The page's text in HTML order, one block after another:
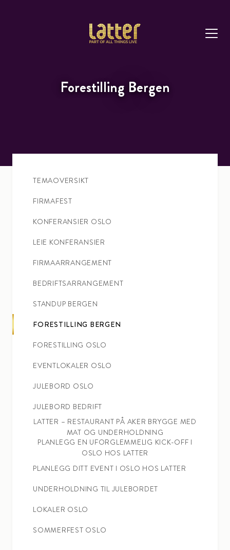
Forestilling Bergen
TEMAOVERSIKT
FIRMAFEST
KONFERANSIER OSLO
LEIE KONFERANSIER
FIRMAARRANGEMENT
BEDRIFTSARRANGEMENT
STANDUP BERGEN
FORESTILLING BERGEN
FORESTILLING OSLO
EVENTLOKALER OSLO
JULEBORD OSLO
JULEBORD BEDRIFT
LATTER – RESTAURANT PÅ AKER BRYGGE MED
MAT OG UNDERHOLDNING
PLANLEGG EN UFORGLEMMELIG KICK-OFF I
OSLO HOS LATTER
PLANLEGG DITT EVENT I OSLO HOS LATTER
UNDERHOLDNING TIL JULEBORDET
LOKALER OSLO
SOMMERFEST OSLO